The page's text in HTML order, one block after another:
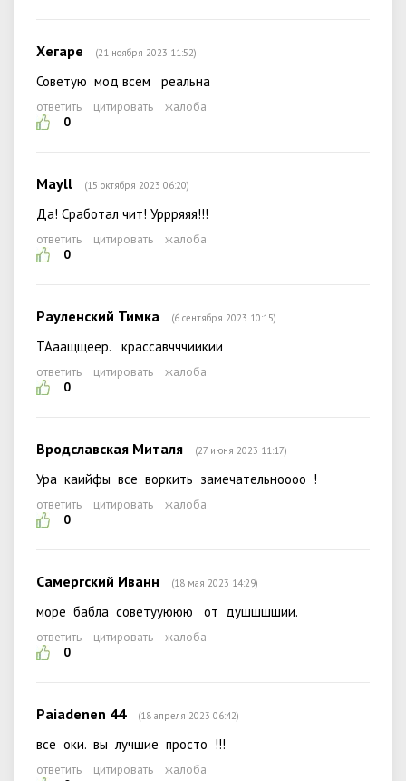
Хегаре (21 ноября 2023 11:52)
Советую мод всем реальна
ответить цитировать
жалоба
0
Mayll (15 октября 2023 06:20)
Да! Сработал чит! Уррряяя!!!
ответить цитировать
жалоба
0
Рауленский Тимка (6 сентября 2023 10:15)
ТАаащщеер. крассавчччиикии
ответить цитировать
жалоба
0
Вродславская Миталя (27 июня 2023 11:17)
Ура каийфы все воркить замечательноооо !
ответить цитировать
жалоба
0
Самергский Иванн (18 мая 2023 14:29)
море бабла советууююю от душшшшии.
ответить цитировать
жалоба
0
Paiadenen 44 (18 апреля 2023 06:42)
все оки. вы лучшие просто !!!
ответить цитировать
жалоба